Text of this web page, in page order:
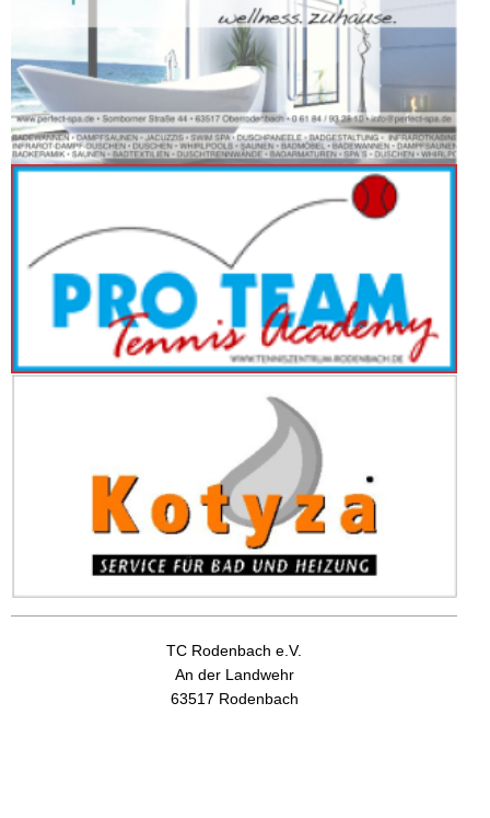
TC Rodenbach e.V.
An der Landwehr
63517 Rodenbach